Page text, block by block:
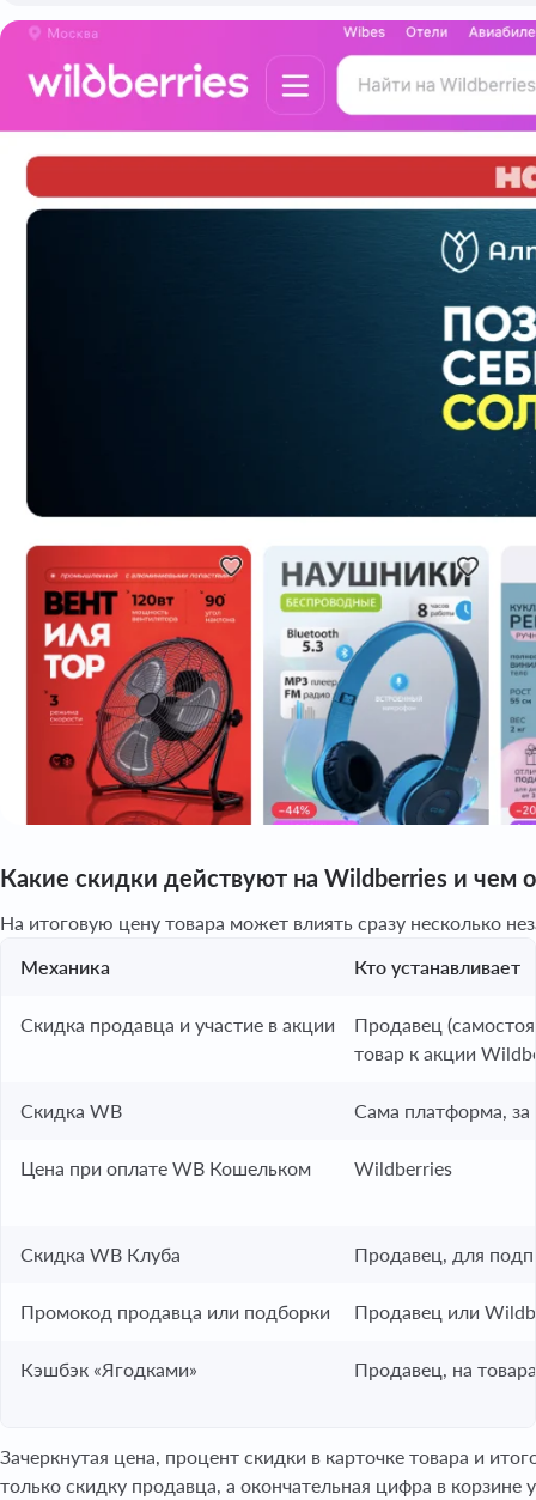
Какие скидки действуют на Wildberries и чем
На итоговую цену товара может влиять сразу несколько
Механика
Кто устанавливает
Скидка продавца и участие в акции
Продавец
товар к акции
Скидка WB Сама платформа, за
Цена при оплате WB Кошельком Wildberries
Скидка WB Клуба Продавец, для
Промокод продавца или подборки Продавец или
Кэшбэк «Ягодками» Продавец, на
Зачеркнутая цена, процент скидки в карточке товара и
только скидку продавца, а окончательная цифра в